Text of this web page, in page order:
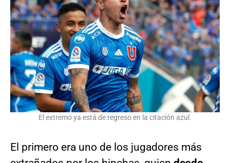
El extremo ya está de regreso en la citación azul.
El primero era uno de los jugadores más